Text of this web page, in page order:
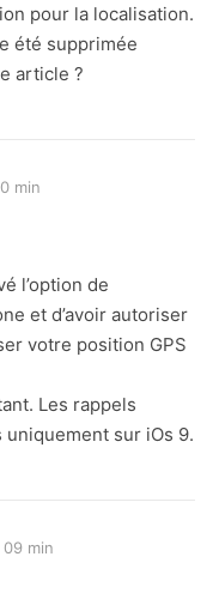
pour la localisation.
été supprimée
article ?
min
l’option de
et d’avoir autoriser
votre position GPS
Les rappels
sur iOs 9.
09 min